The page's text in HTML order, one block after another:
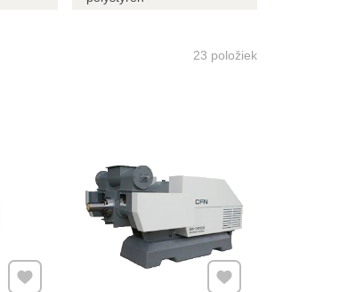
23 položiek
Pridať k Obľúbeným Pridať k Obľúbeným